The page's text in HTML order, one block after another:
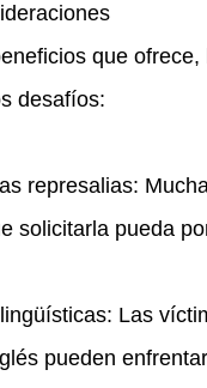
que ofrece,
desafíos:
represalias:
solicitarla pueda
Las
pueden